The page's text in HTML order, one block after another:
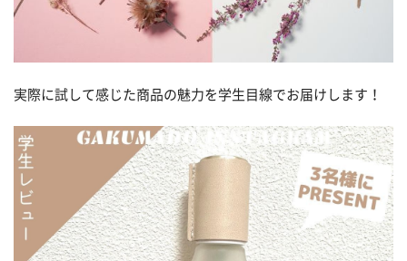
実際に試して感じた商品の魅力を学生目線でお届けします！